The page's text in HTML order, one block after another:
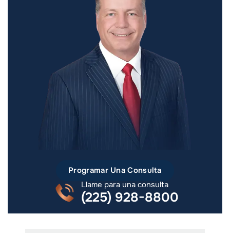
Programar Una Consulta
Llame para una consulta
(225) 928-8800